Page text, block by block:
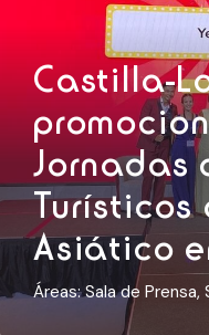
Castilla-
Jornadas
Turísticos
Asiático
Áreas:Sala de Prensa,